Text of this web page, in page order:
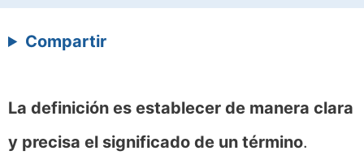
Compartir
La definición es establecer de manera clara
y precisa el significado de un término.